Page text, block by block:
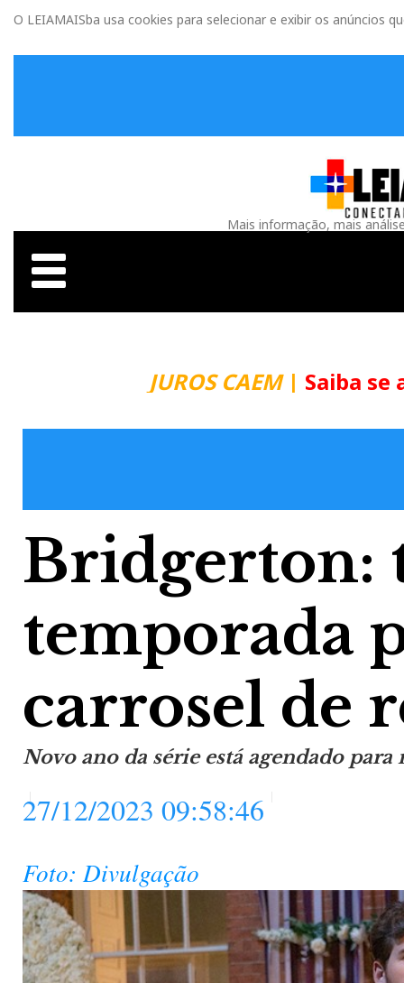
O LEIAMAISba usa cookies para selecionar e exibir os anúncios
Mais informação, mais
JUROS CAEM| Saiba se
Bridgerton:
temporada
carrosel de
Novo ano da série está agendado para
27/12/2023 09:58:46
Foto: Divulgação